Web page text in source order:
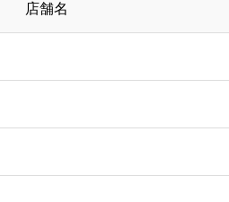
店舗名